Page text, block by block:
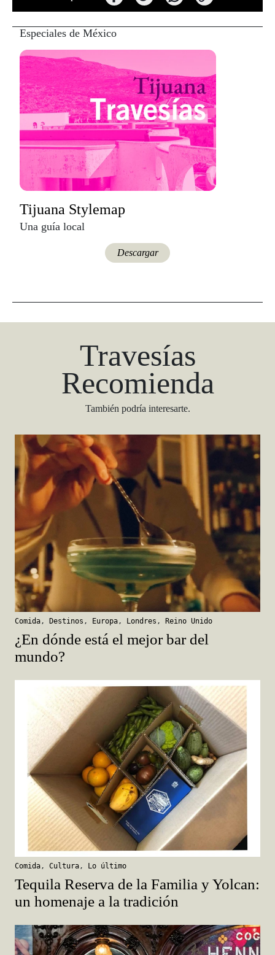
Tijuana Stylemap
Una guía local
Descargar
Travesías
Recomienda
También podría interesarte.
Comida ,Destinos Europa Londres, Reino Unido
¿En dónde está el mejor bar del
mundo?
Comida, Cultura , Lo último
Tequila Reserva de la Familia y Yolcan:
un homenaje a la tradición